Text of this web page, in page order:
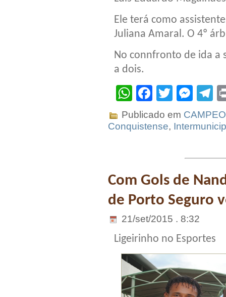
Ele terá como
Juliana Amaral. O 4º
No connfronto de ida a
a dois.
WhatsApp
Facebook
Twitter
Publicado em
Conquistense,
Com Gols de
de Porto Seguro
21/set/2015 . 8:32
Ligeirinho no Esportes